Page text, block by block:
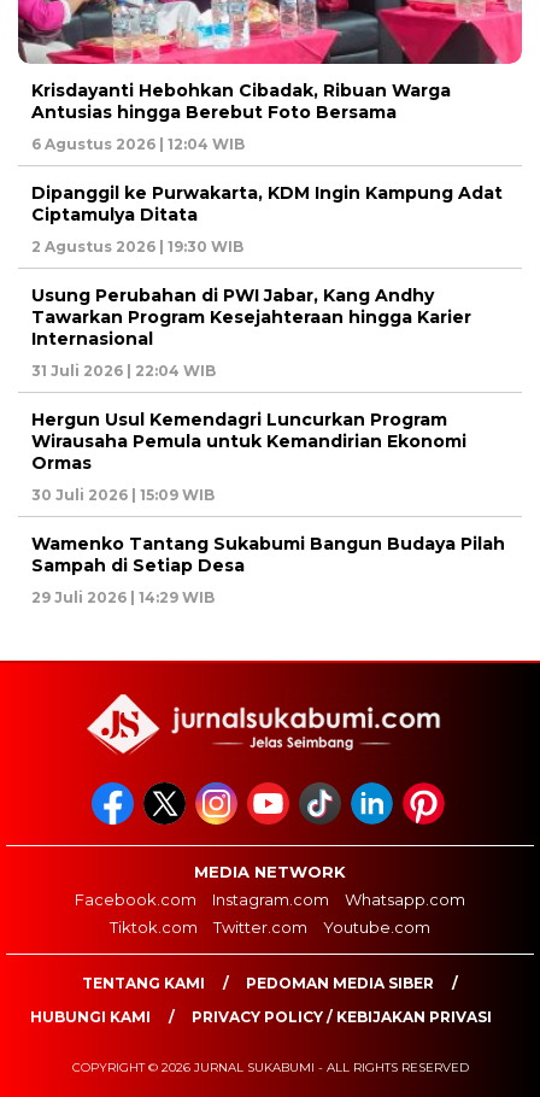
Krisdayanti Hebohkan Cibadak, Ribuan Warga
Antusias hingga Berebut Foto Bersama
6 Agustus 2026 | 12:04 WIB
Dipanggil ke Purwakarta, KDM Ingin Kampung Adat
Ciptamulya Ditata
2 Agustus 2026 | 19:30 WIB
Usung Perubahan di PWI Jabar, Kang Andhy
Tawarkan Program Kesejahteraan hingga Karier
Internasional
31 Juli 2026 | 22:04 WIB
Hergun Usul Kemendagri Luncurkan Program
Wirausaha Pemula untuk Kemandirian Ekonomi
Ormas
30 Juli 2026 | 15:09 WIB
Wamenko Tantang Sukabumi Bangun Budaya Pilah
Sampah di Setiap Desa
29 Juli 2026 | 14:29 WIB
MEDIA NETWORK
Facebook.com
Instagram.com
Whatsapp.com
Tiktok.com
Twitter.com Youtube.com
TENTANG KAMI
PEDOMAN MEDIA SIBER
HUBUNGI KAMI
PRIVACY POLICY / KEBIJAKAN PRIVASI
COPYRIGHT © 2026 JURNAL SUKABUMI - ALL RIGHTS RESERVED